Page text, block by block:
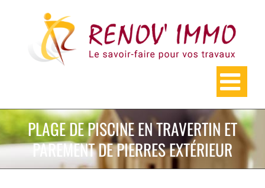
PLAGE DE PISCINE EN TRAVERTIN ET
PAREMENT DE PIERRES EXTÉRIEUR